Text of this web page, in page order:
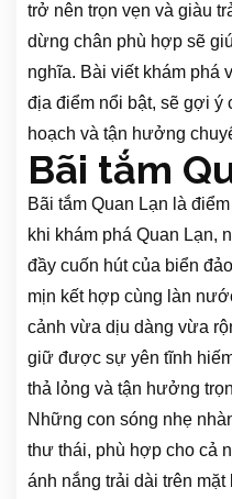
trở nên trọn vẹn và giàu
dừng chân phù hợp sẽ
nghĩa. Bài viết khám phá
địa điểm nổi bật, sẽ gợi ý
hoạch và tận hưởng
Bãi tắm
Bãi tắm Quan Lạn là
khi khám phá Quan Lạn,
đầy cuốn hút của biển
mịn kết hợp cùng làn
cảnh vừa dịu dàng vừa
giữ được sự yên tĩnh
thả lỏng và tận hưởng
Những con sóng nhẹ
thư thái, phù hợp cho cả
ánh nắng trải dài trên